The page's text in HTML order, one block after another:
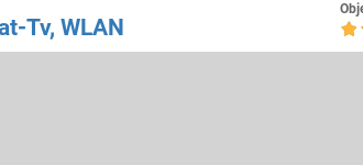
Tv, WLAN